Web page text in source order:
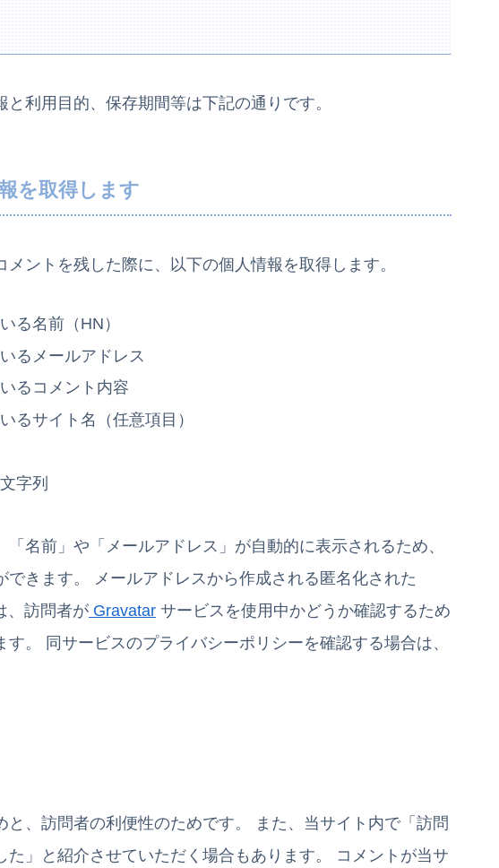
利用目的、保存期間等は下記の通りです。
を取得します
ントを残した際に、以下の個人情報を取得します。
る名前（HN）
るメールアドレス
るコメント内容
るサイト名（任意項目）
字列
名前」や「メールアドレス」が自動的に表示されるため、
きます。
メールアドレスから作成される匿名化された
、訪問者が Gravatar サービスを使用中かどうか確認するため
。
同サービスのプライバシーポリシーを確認する場合は、
、訪問者の利便性のためです。
また、当サイト内で「訪問
」と紹介させていただく場合もあります。
コメントが当サ